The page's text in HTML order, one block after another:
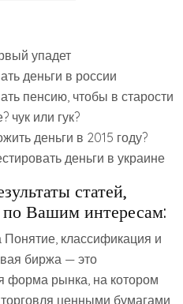
упадет
деньги в россии
пенсию, чтобы в старости
чук или гук?
деньги в 2015 году?
деньги в украине
статей,
Вашим интересам:
классификация и
биржа — это
форма рынка, на котором
ценными бумагами